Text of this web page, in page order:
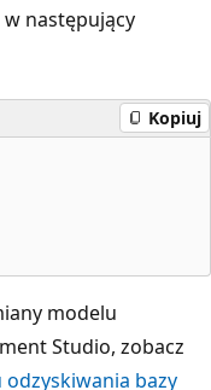
w następujący
Kopiuj
modelu
Studio, zobacz
bazy